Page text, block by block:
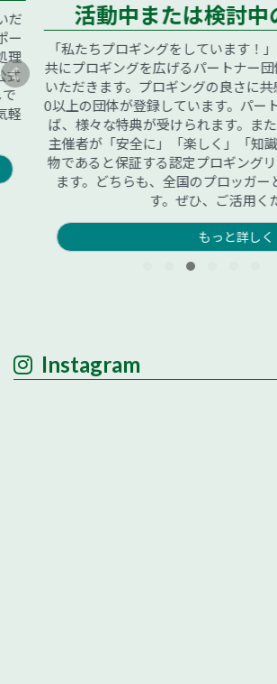
活動中または検討中の
「私たちプロギングをしています！」と手
共にプロギングを広げるパートナー団体と
いただきます。プロギングの良さに共感し
0以上の団体が登録しています。パートナ
ば、様々な特典が受けられます。また、プ
主催者が「安全に」「楽しく」「知識を持
物であると保証する認定プロギングリーダ
ます。どちらも、全国のプロッガーとつ
す。ぜひ、ご活用くださ
もっと詳しく
Instagram